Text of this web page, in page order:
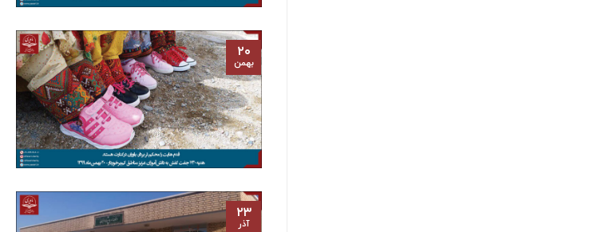
۲۰
بهمن
۲۳
آذر